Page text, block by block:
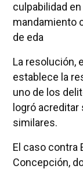
culpabilidad
mandamiento
de eda
La resolución,
establece la
uno de los
logró
similares.
El caso contra
Concepción,